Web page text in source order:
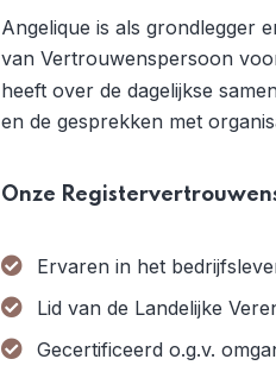
Angelique is als grondlegger
van Vertrouwenspersoon
heeft over de dagelijkse
en de gesprekken met
Onze
Ervaren in het
Lid van de Landelijke
Gecertificeerd o.g.v.